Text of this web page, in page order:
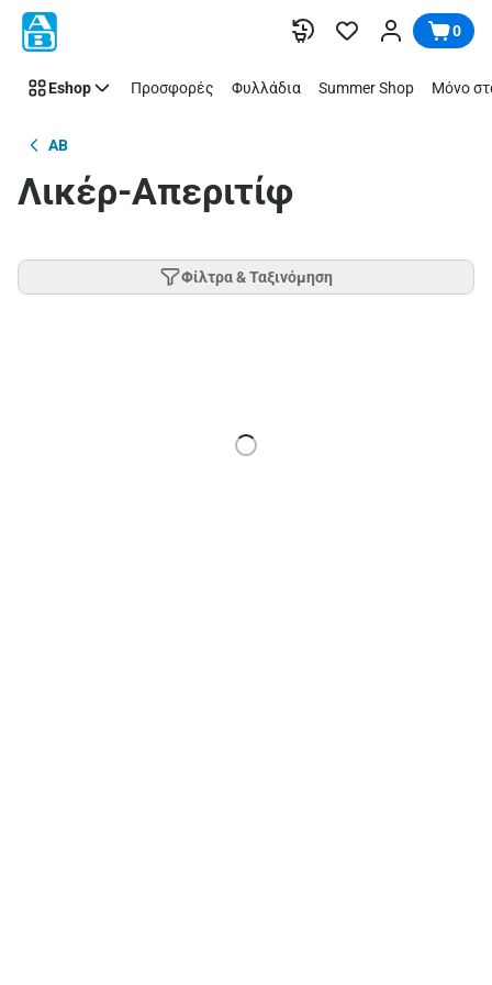
Παράλειψη 0
Eshop Προσφορές Φυλλάδια Summer Shop Μόνο
AB
Λικέρ-Απεριτίφ
Φίλτρα & Ταξινόμηση